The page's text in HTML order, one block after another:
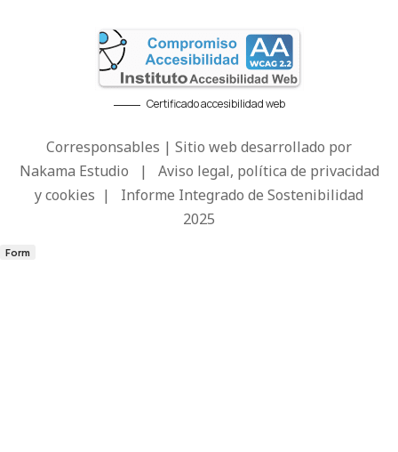
Certificado accesibilidad web
Corresponsables | Sitio web desarrollado por
Nakama Estudio | Aviso legal, política de privacidad
y cookies | Informe Integrado de Sostenibilidad
2025
Form